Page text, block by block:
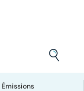
Émissions